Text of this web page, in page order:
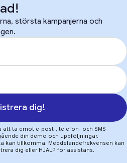
största kampanjerna och
dig!
att ta emot e-post-, telefon- och SMS-
din demo och uppföljningar.
kan tillkomma. Meddelandefrekvensen kan
dig eller HJÄLP för assistans.